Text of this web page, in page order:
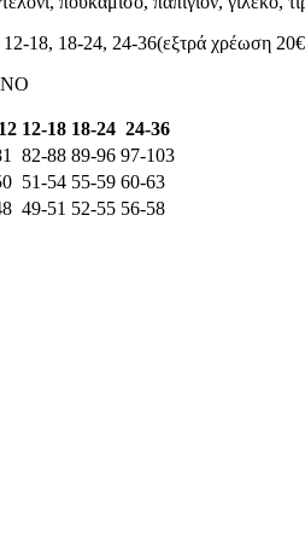
18, 18-24, 24-36(εξτρά χρέωση
12-18 18-24 24-36
82-88 89-96 97-103
51-54 55-59 60-63
49-51 52-55 56-58